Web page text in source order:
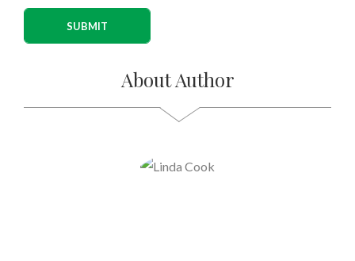
About Author